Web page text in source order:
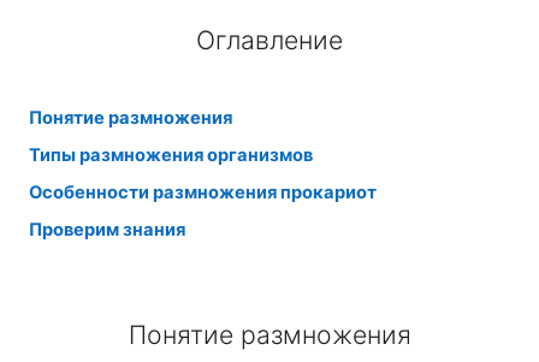
Оглавление
Понятие размножения
Типы размножения организмов
Особенности размножения прокариот
Проверим знания
Понятие размножения